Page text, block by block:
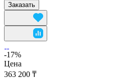
Заказать
-17%
Цена
363 200 ₸